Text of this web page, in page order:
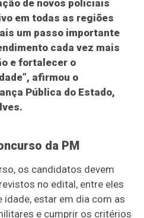
de novos policiais
em todas as regiões
um passo importante
cada vez mais
e fortalecer o
afirmou o
Pública do Estado,
da PM
os candidatos devem
no edital, entre eles
idade, estar em dia com as
e cumprir os critérios